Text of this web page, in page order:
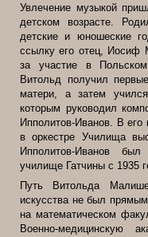
Увлечение музыкой
детском возрасте.
детские и юношеские
ссылку его отец, Иосиф
за участие в
Витольд получил
матери, а затем
которым руководил
Ипполитов-Иванов. В
в оркестре Училища
Ипполитов-Иванов
училище Гатчины с 1935
Путь Витольда
искусства не был
на математическом
Военно-медицинскую